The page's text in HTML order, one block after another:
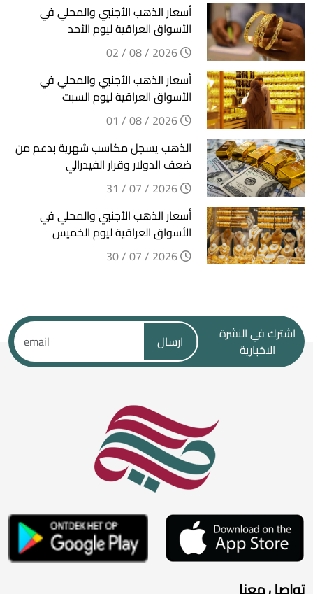
أسعار الذهب الأجنبي والمحلي في
الأسواق العراقية ليوم الأحد
أسعار الذهب الأجنبي والمحلي في
الأسواق العراقية ليوم السبت
الذهب يسجل مكاسب شهرية بدعم من
ضعف الدولار وقرار الفيدرالي
أسعار الذهب الأجنبي والمحلي في
الأسواق العراقية ليوم الخميس
اشترك في النشرة
الاخبارية
ارسال